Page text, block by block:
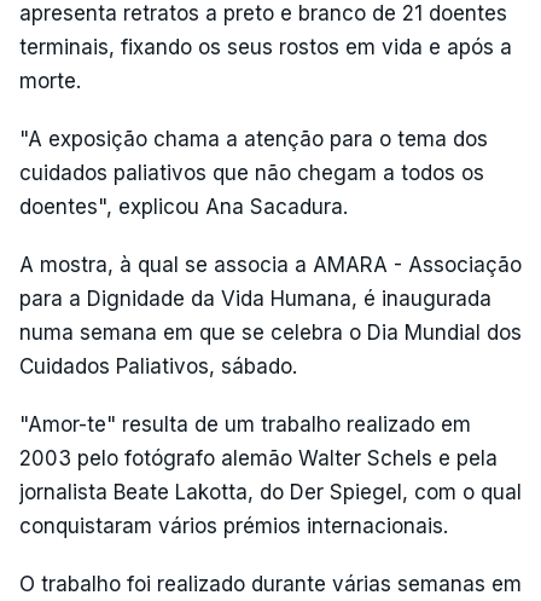
apresenta retratos a preto e branco de 21 doentes
terminais, fixando os seus rostos em vida e após a
morte.
"A exposição chama a atenção para o tema dos
cuidados paliativos que não chegam a todos os
doentes", explicou Ana Sacadura.
A mostra, à qual se associa a AMARA - Associação
para a Dignidade da Vida Humana, é inaugurada
numa semana em que se celebra o Dia Mundial dos
Cuidados Paliativos, sábado.
"Amor-te" resulta de um trabalho realizado em
2003 pelo fotógrafo alemão Walter Schels e pela
jornalista Beate Lakotta, do Der Spiegel, com o qual
conquistaram vários prémios internacionais.
O trabalho foi realizado durante várias semanas em